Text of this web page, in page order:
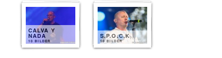
CALVA Y
NADA
10 BILDER
S.P.O.C.K
10 BILDER